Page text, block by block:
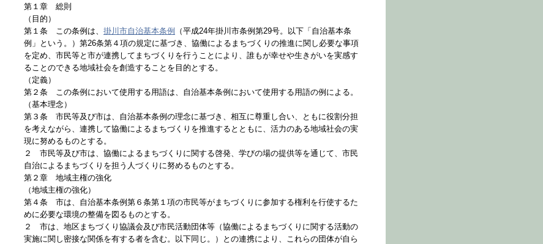
第１章 総則
（目的）
第１条 この条例は、 掛川市自治基本条例
（平成24年掛川市条例第29号。以下「自治基本条
例」という。）第26条第４項の規定に基づき、協働によるまちづくりの推進に関し必要な事項
を定め、市民等と市が連携してまちづくりを行うことにより、誰もが幸せや生きがいを実感す
ることのできる地域社会を創造することを目的とする。
（定義）
第２条 この条例において使用する用語は、自治基本条例において使用する用語の例による。
（基本理念）
第３条 市民等及び市は、自治基本条例の理念に基づき、相互に尊重し合い、ともに役割分担
を考えながら、連携して協働によるまちづくりを推進するとともに、活力のある地域社会の実
現に努めるものとする。
２ 市民等及び市は、協働によるまちづくりに関する啓発、学びの場の提供等を通じて、市民
自治によるまちづくりを担う人づくりに努めるものとする。
第２章 地域主権の強化
（地域主権の強化）
第４条 市は、自治基本条例第６条第１項の市民等がまちづくりに参加する権利を行使するた
めに必要な環境の整備を図るものとする。
２ 市は、地区まちづくり協議会及び市民活動団体等（協働によるまちづくりに関する活動の
実施に関し密接な関係を有する者を含む。以下同じ。）との連携により、これらの団体が自ら